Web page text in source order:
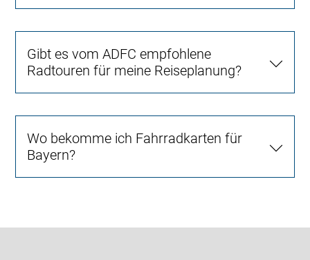
Gibt es vom ADFC empfohlene
Radtouren für meine Reiseplanung?
Wo bekomme ich Fahrradkarten für
Bayern?